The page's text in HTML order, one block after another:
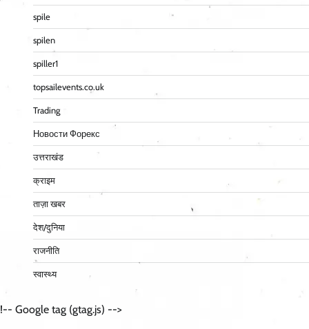
spile
spilen
spiller1
topsailevents.co.uk
Trading
Новости Форекс
उत्तराखंड
क्राइम
ताज़ा खबर
देश/दुनिया
राजनीति
स्वास्थ्य
!-- Google tag (gtag.js) -->